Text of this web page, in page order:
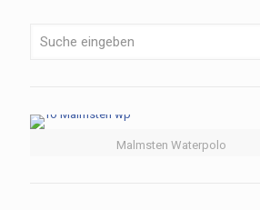
Malmsten Waterpolo